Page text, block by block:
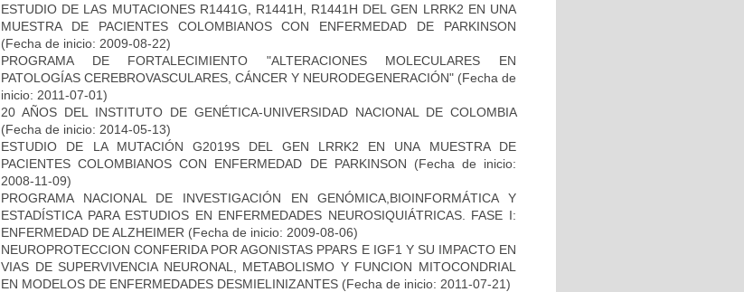
ESTUDIO DE LAS MUTACIONES R1441G, R1441H, R1441H DEL GEN LRRK2 EN UNA
MUESTRA DE PACIENTES COLOMBIANOS CON ENFERMEDAD DE PARKINSON
(Fecha de inicio: 2009-08-22)
PROGRAMA DE FORTALECIMIENTO "ALTERACIONES MOLECULARES EN
PATOLOGÍAS CEREBROVASCULARES, CÁNCER Y NEURODEGENERACIÓN" (Fecha de
inicio: 2011-07-01)
20 AÑOS DEL INSTITUTO DE GENÉTICA-UNIVERSIDAD NACIONAL DE COLOMBIA
(Fecha de inicio: 2014-05-13)
ESTUDIO DE LA MUTACIÓN G2019S DEL GEN LRRK2 EN UNA MUESTRA DE
PACIENTES COLOMBIANOS CON ENFERMEDAD DE PARKINSON (Fecha de inicio:
2008-11-09)
PROGRAMA NACIONAL DE INVESTIGACIÓN EN GENÓMICA,BIOINFORMÁTICA Y
ESTADÍSTICA PARA ESTUDIOS EN ENFERMEDADES NEUROSIQUIÁTRICAS. FASE I:
ENFERMEDAD DE ALZHEIMER (Fecha de inicio: 2009-08-06)
NEUROPROTECCION CONFERIDA POR AGONISTAS PPARS E IGF1 Y SU IMPACTO EN
VIAS DE SUPERVIVENCIA NEURONAL, METABOLISMO Y FUNCION MITOCONDRIAL
EN MODELOS DE ENFERMEDADES DESMIELINIZANTES (Fecha de inicio: 2011-07-21)